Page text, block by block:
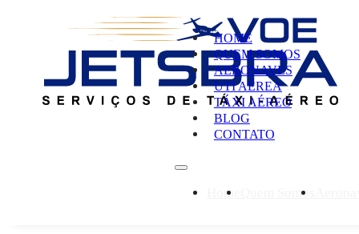
HOME
QUEM SOMOS
AERONAVES
UTI AÉREA
TÁXI AÉREO
BLOG
CONTATO
Home Quem Somos